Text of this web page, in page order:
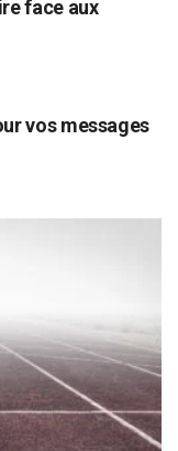
face aux
vos messages